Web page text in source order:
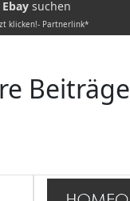
Ebay suchen
klicken!- Partnerlink*
Beiträge